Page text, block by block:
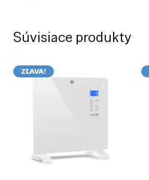
Súvisiace produkty
ZĽAVA!